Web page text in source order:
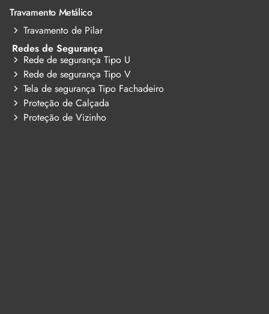
Travamento Metálico
Travamento de Pilar
Redes de Segurança
Rede de segurança Tipo U
Rede de segurança Tipo V
Tela de segurança Tipo Fachadeiro
Proteção de Calçada
Proteção de Vizinho